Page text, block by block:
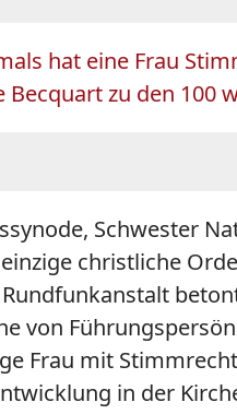
hat eine Frau
zu den
Schwester
christliche
Rundfunkanstalt
von
Frau mit
in der